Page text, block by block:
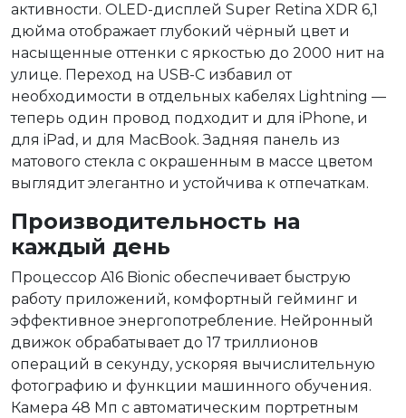
активности. OLED-дисплей Super Retina XDR 6,1
дюйма отображает глубокий чёрный цвет и
насыщенные оттенки с яркостью до 2000 нит на
улице. Переход на USB-C избавил от
необходимости в отдельных кабелях Lightning —
теперь один провод подходит и для iPhone, и
для iPad, и для MacBook. Задняя панель из
матового стекла с окрашенным в массе цветом
выглядит элегантно и устойчива к отпечаткам.
Производительность на
каждый день
Процессор A16 Bionic обеспечивает быструю
работу приложений, комфортный гейминг и
эффективное энергопотребление. Нейронный
движок обрабатывает до 17 триллионов
операций в секунду, ускоряя вычислительную
фотографию и функции машинного обучения.
Камера 48 Мп с автоматическим портретным